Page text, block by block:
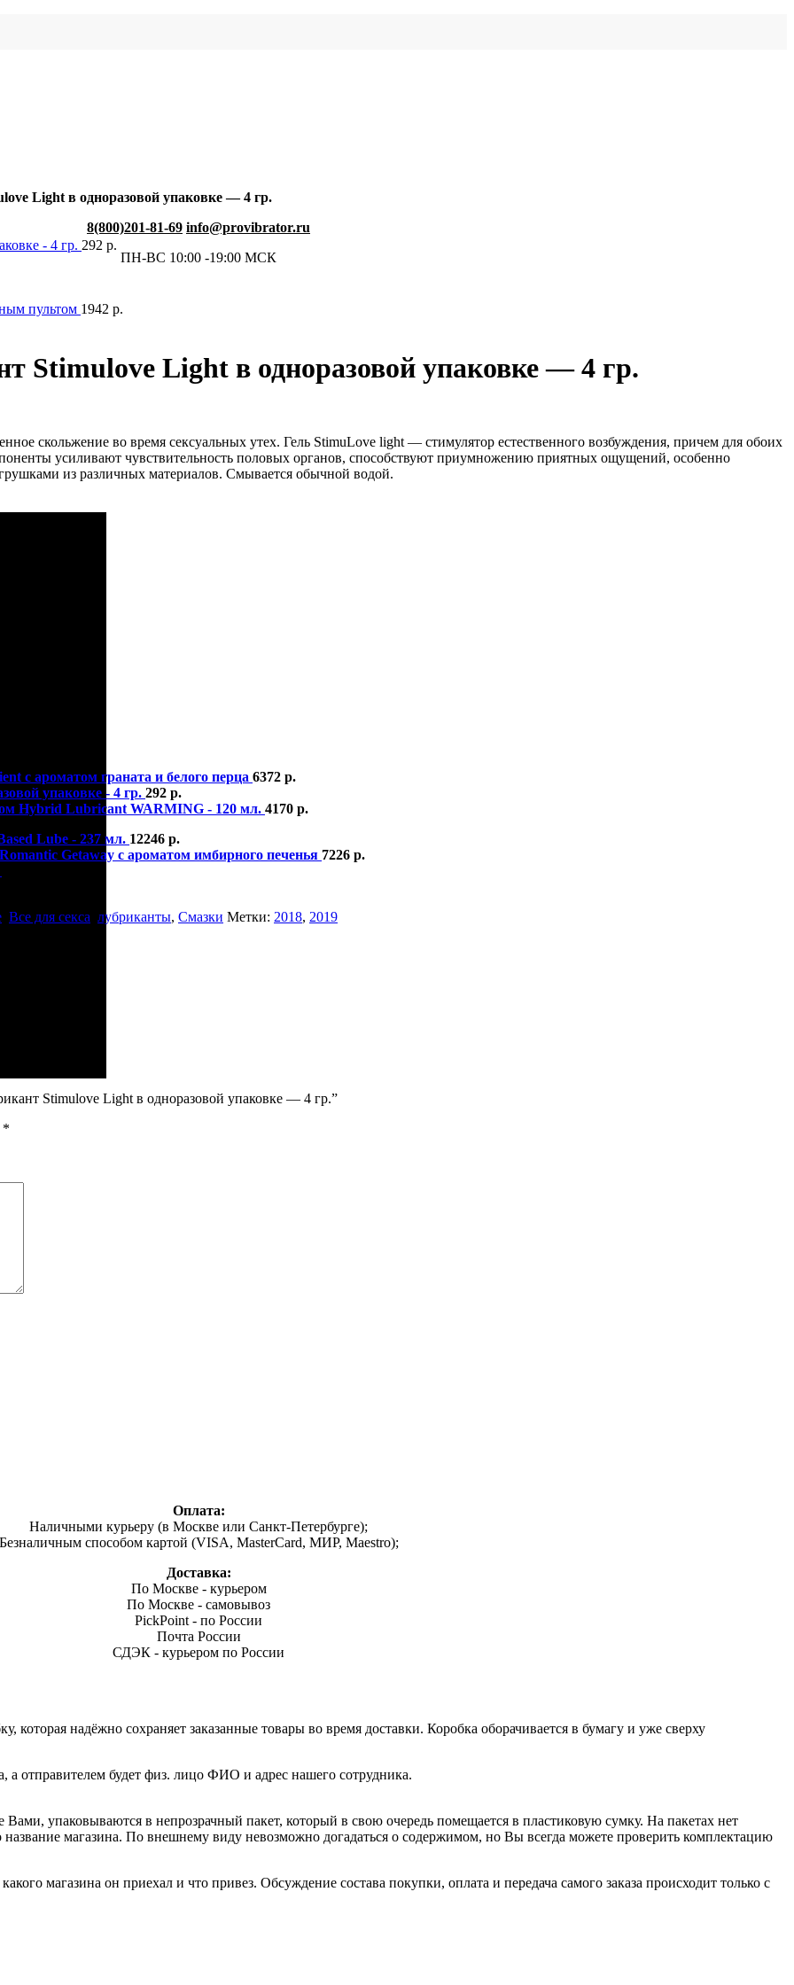
8(800)201-81-69 info@provibrator.ru
ПН-ВС 10:00 -19:00 МСК
Light в одноразовой упаковке — 4 гр.
- 4 гр. 292 р.
пультом 1942 р.
Stimulove Light в одноразовой упаковке — 4 гр.
скольжение во время сексуальных утех. Гель StimuLove light — стимулятор естественного возбуждения, причем для обоих
усиливают чувствительность половых органов, способствуют приумножению приятных ощущений, особенно
из различных материалов. Смывается обычной водой.
с ароматом граната и белого перца 6372 р.
упаковке - 4 гр. 292 р.
Hybrid Lubricant WARMING - 120 мл. 4170 р.
Lube - 237 мл. 12246 р.
Getaway с ароматом имбирного печенья 7226 р.
Все для секса лубриканты, Смазки Метки: 2018, 2019
Stimulove Light в одноразовой упаковке — 4 гр.”
*
Оплата:
Наличными курьеру (в Москве или Санкт-Петербурге);
Безналичным способом картой (VISA, MasterCard, МИР, Maestro);
Доставка:
По Москве - курьером
По Москве - самовывоз
PickPoint - по России
Почта России
СДЭК - курьером по России
надёжно сохраняет заказанные товары во время доставки. Коробка оборачивается в бумагу и уже сверху
а отправителем будет физ. лицо ФИО и адрес нашего сотрудника.
Вами, упаковываются в непрозрачный пакет, который в свою очередь помещается в пластиковую сумку. На пакетах нет
магазина. По внешнему виду невозможно догадаться о содержимом, но Вы всегда можете проверить комплектацию
магазина он приехал и что привез. Обсуждение состава покупки, оплата и передача самого заказа происходит только с